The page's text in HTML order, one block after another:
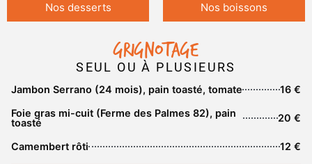
Nos desserts Nos boissons
Grignotage
SEUL OU À PLUSIEURS
Jambon Serrano (24 mois), pain toasté, tomate
16 €
Foie gras mi-cuit (Ferme des Palmes 82), pain
toasté
20 €
Camembert rôti 12 €